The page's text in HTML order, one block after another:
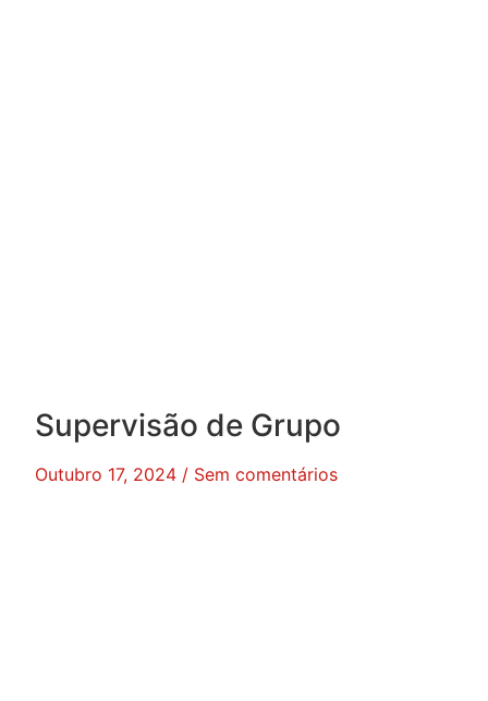
Supervisão de Grupo
Outubro 17, 2024 Sem comentários